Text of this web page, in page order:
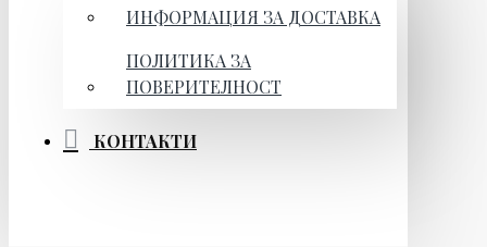
ИНФОРМАЦИЯ ЗА ДОСТАВКА
ПОЛИТИКА ЗА
ПОВЕРИТЕЛНОСТ
КОНТАКТИ